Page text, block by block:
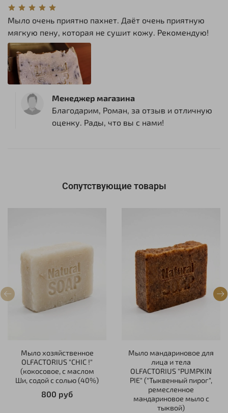
Мыло очень приятно пахнет. Даёт очень приятную
мягкую пену, которая не сушит кожу. Рекомендую!
Менеджер магазина
Благодарим, Роман, за отзыв и отличную
оценку. Рады, что вы с нами!
Сопутствующие товары
Мыло хозяйственное
OLFACTORIUS "CHIC !"
(кокосовое, с маслом
Ши, содой с солью (40%)
800 руб
Мыло мандариновое для
лица и тела
OLFACTORIUS "PUMPKIN
PIE" ("Тыквенный пирог",
ремесленное
мандариновое мыло с
тыквой)